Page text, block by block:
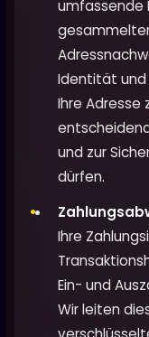
umfassende
Identität und
Ihre Adresse
und zur
dürfen.
Ihre
Ein- und
Wir leiten